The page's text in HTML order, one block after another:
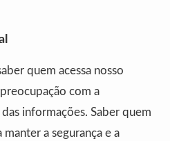
quem acessa nosso
com a
informações. Saber quem
a segurança e a